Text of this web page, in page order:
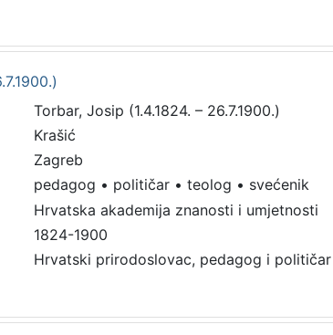
Torbar, Josip (1.4.1824. – 26.7.1900.)
Krašić
Zagreb
pedagog • političar • teolog • svećenik
Hrvatska akademija znanosti i umjetnosti
1824-1900
Hrvatski prirodoslovac, pedagog i političar